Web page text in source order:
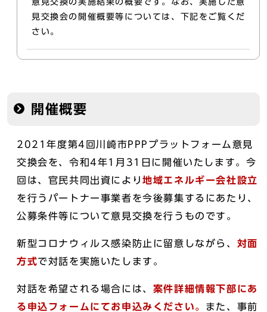
意見交換の実施結果の概要です。なお、実施した意
見交換会の開催概要等については、下記をご覧くだ
さい。
開催概要
2021年度第4回川崎市PPPプラットフォーム意見
交換会を、令和4年1月31日に開催いたします。今
回は、官民共同出資により地域エネルギー会社設立
を行うパートナー事業者を今後募集するにあたり、
公募条件等について意見交換を行うものです。
新型コロナウィルス感染防止に留意しながら、 対面
方式で対話を実施いたします。
対話を希望される場合には、 案件詳細情報下部にあ
る申込フォームにてお申込みください。 また、事前